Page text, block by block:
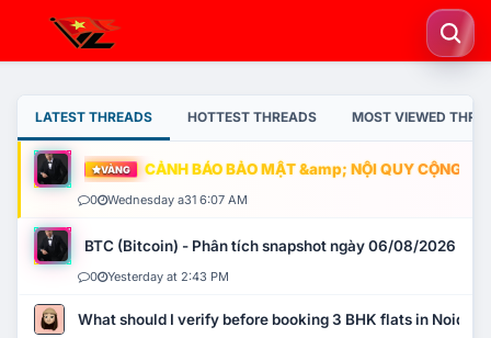
LATEST THREADS HOTTEST THREADS MOST VIEWED
VÀNG CẢNH BÁO BẢO MẬT &amp; NỘI QUY CỘNG
0 Wednesday a31 6:07 AM
BTC (Bitcoin) - Phân tích snapshot ngày 06/08/2026
0 Yesterday at 2:43 PM
What should I verify before booking 3 BHK flats in Noida?